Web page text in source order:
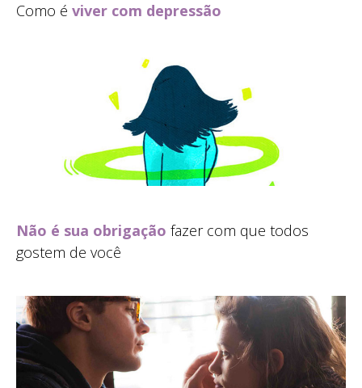
Como é viver com depressão
Não é sua obrigação fazer com que todos
gostem de você